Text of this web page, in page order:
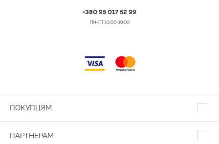
+380 95 017 52 99
ПН-ПТ 10:00-19:00
ПОКУПЦЯМ
ПАРТНЕРАМ